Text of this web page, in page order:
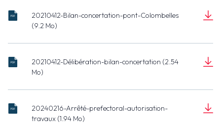
20210412-Bilan-concertation-pont-Colombelles
(9.2 Mo)
Bilan
concertation
Colombelles
(9.2 Mo)
20210412-Délibération-bilan-concertation (2.54
Mo)
Délibération
21.pdf
(2.54 Mo)
20240216-Arrêté-prefectoral-autorisation-
travaux (1.94 Mo)
AP_2024 02
16_PONT